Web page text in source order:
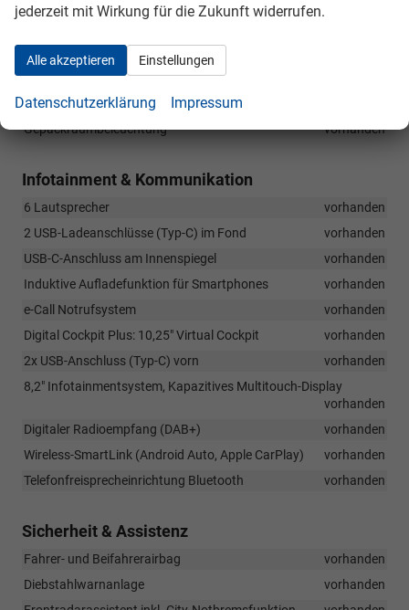
Spiegeln
LED-Ambientebeleuchtung im Innenraum in Weiß oder Rot
Handschuhfach
Gepäckraumbeleuchtung
vorhanden
Infotainment & Kommunikation
6 Lautsprecher
vorhanden
2 USB-Ladeanschlüsse (Typ-C) im Fond
vorhanden
USB-C-Anschluss am Innenspiegel
vorhanden
Induktive Aufladefunktion für Smartphones
vorhanden
e-Call Notrufsystem
vorhanden
Digital Cockpit Plus: 10,25" Virtual Cockpit
vorhanden
2x USB-Anschluss (Typ-C) vorn
vorhanden
8,2" Infotainmentsystem, Kapazitives Multitouch-Display
vorhanden
Digitaler Radioempfang (DAB+)
vorhanden
Wireless-SmartLink (Android Auto, Apple CarPlay)
vorhanden
Telefonfreisprecheinrichtung Bluetooth
vorhanden
Sicherheit & Assistenz
Fahrer- und Beifahrerairbag
vorhanden
Diebstahlwarnanlage
vorhanden
jederzeit mit Wirkung für die Zukunft widerrufen.
Alle akzeptieren Einstellungen
Datenschutzerklärung Impressum